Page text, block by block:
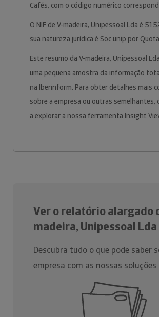
Cafés, com o código numérico
O NIF de V-madeira, Unipessoal Lda é
sua natureza jurídica é Soc.unip.por
Este resumo da V-madeira, Unipessoal
uma pequena amostra da informação
na Iberinform. Para obter detalhes mais
sobre a empresa ou outras semelhantes,
a explorar a nossa ferramenta Insight
Ver o relatório alargado
madeira, Unipessoal Lda
Descubra tudo o que pode saber
empresa com as nossas soluções